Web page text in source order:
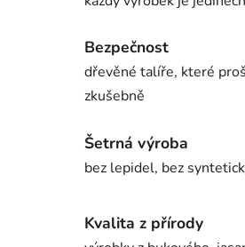
Bezpečnost
dřevěné talíře, které
zkušebně
Šetrná výroba
bez lepidel, bez
Kvalita z přírody